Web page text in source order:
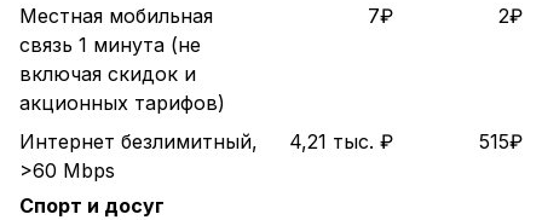
Местная мобильная
связь 1 минута (не
включая скидок и
акционных тарифов)
7₽ 2₽
Интернет безлимитный,
>60 Mbps
4,21 тыс. ₽ 515₽
Спорт и досуг